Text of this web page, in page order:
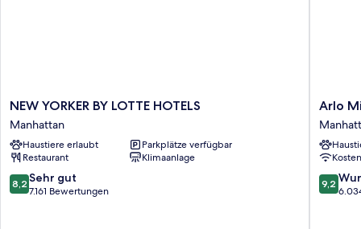
NEW
YORKER
BY
LOTTE
HOTELS
Manhattan
NEW YORKER BY LOTTE HOTELS
Manhattan
Haustiere erlaubt
Parkplätze verfügbar
Restaurant
Klimaanlage
8.2
von
8,2 Sehr gut
7.161 Bewertungen
Arlo
Arlo
9.2
von
9,2